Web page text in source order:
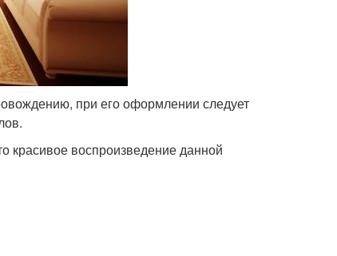
при его оформлении следует
красивое воспроизведение данной